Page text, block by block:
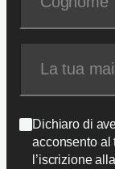
Dichiaro di
acconsento al
l’iscrizione